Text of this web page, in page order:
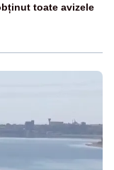
toate avizele